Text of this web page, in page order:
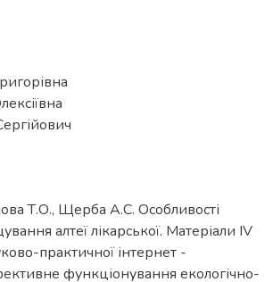
Т.О., Щерба А.С. Особливості
алтеї лікарської. Матеріали ІV
практичної інтернет -
функціонування екологічно-